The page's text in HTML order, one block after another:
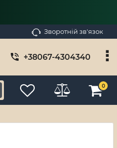
Зворотній зв'язок
+38067-4304340
0